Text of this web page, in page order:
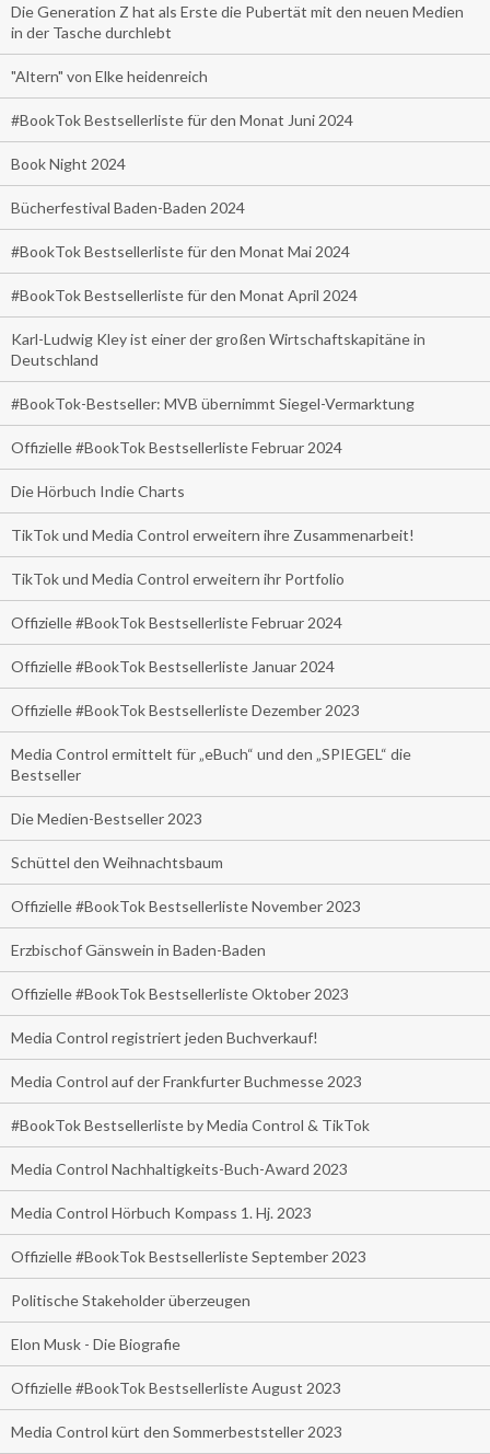
Die Generation Z hat als Erste die Pubertät mit den neuen Medien
in der Tasche durchlebt
"Altern" von Elke heidenreich
#BookTok Bestsellerliste für den Monat Juni 2024
Book Night 2024
Bücherfestival Baden-Baden 2024
#BookTok Bestsellerliste für den Monat Mai 2024
#BookTok Bestsellerliste für den Monat April 2024
Karl-Ludwig Kley ist einer der großen Wirtschaftskapitäne in
Deutschland
#BookTok-Bestseller: MVB übernimmt Siegel-Vermarktung
Offizielle #BookTok Bestsellerliste Februar 2024
Die Hörbuch Indie Charts
TikTok und Media Control erweitern ihre Zusammenarbeit!
TikTok und Media Control erweitern ihr Portfolio
Offizielle #BookTok Bestsellerliste Februar 2024
Offizielle #BookTok Bestsellerliste Januar 2024
Offizielle #BookTok Bestsellerliste Dezember 2023
Media Control ermittelt für „eBuch“ und den „SPIEGEL“ die
Bestseller
Die Medien-Bestseller 2023
Schüttel den Weihnachtsbaum
Offizielle #BookTok Bestsellerliste November 2023
Erzbischof Gänswein in Baden-Baden
Offizielle #BookTok Bestsellerliste Oktober 2023
Media Control registriert jeden Buchverkauf!
Media Control auf der Frankfurter Buchmesse 2023
#BookTok Bestsellerliste by Media Control & TikTok
Media Control Nachhaltigkeits-Buch-Award 2023
Media Control Hörbuch Kompass 1. Hj. 2023
Offizielle #BookTok Bestsellerliste September 2023
Politische Stakeholder überzeugen
Elon Musk - Die Biografie
Offizielle #BookTok Bestsellerliste August 2023
Media Control kürt den Sommerbeststeller 2023